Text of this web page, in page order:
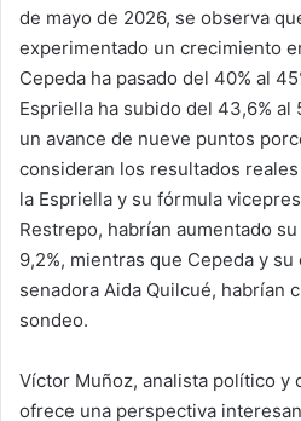
de mayo de 2026, se observa
experimentado un crecimiento
Cepeda ha pasado del 40% al
Espriella ha subido del 43,6% al
un avance de nueve puntos
consideran los resultados
la Espriella y su fórmula
Restrepo, habrían aumentado
9,2%, mientras que Cepeda y
senadora Aida Quilcué, habrían
sondeo.
Víctor Muñoz, analista político y
ofrece una perspectiva